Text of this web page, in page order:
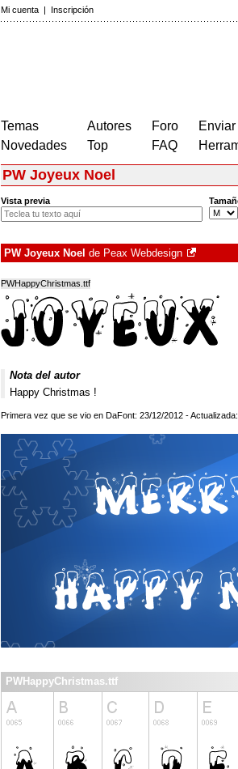
Mi cuenta | Inscripción
Temas
Novedades
Autores
Top
Foro
FAQ
PW Joyeux Noel
Vista previa
PW Joyeux Noel de Peax Webdesign
PWHappyChristmas.ttf
Nota del autor
Happy Christmas !
Primera vez que se vio en DaFont: 23/12/2012 -
PWHappyChristmas.ttf